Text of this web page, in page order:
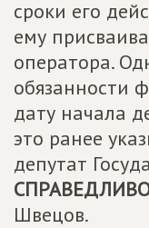
сроки его
ему
оператора.
обязанности
дату начала
это ранее
депутат
Швецов.